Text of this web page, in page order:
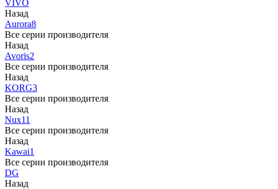
VIVO
Назад
Aurora8
Все серии производителя
Назад
Avoris2
Все серии производителя
Назад
KORG3
Все серии производителя
Назад
Nux11
Все серии производителя
Назад
Kawai1
Все серии производителя
DG
Назад